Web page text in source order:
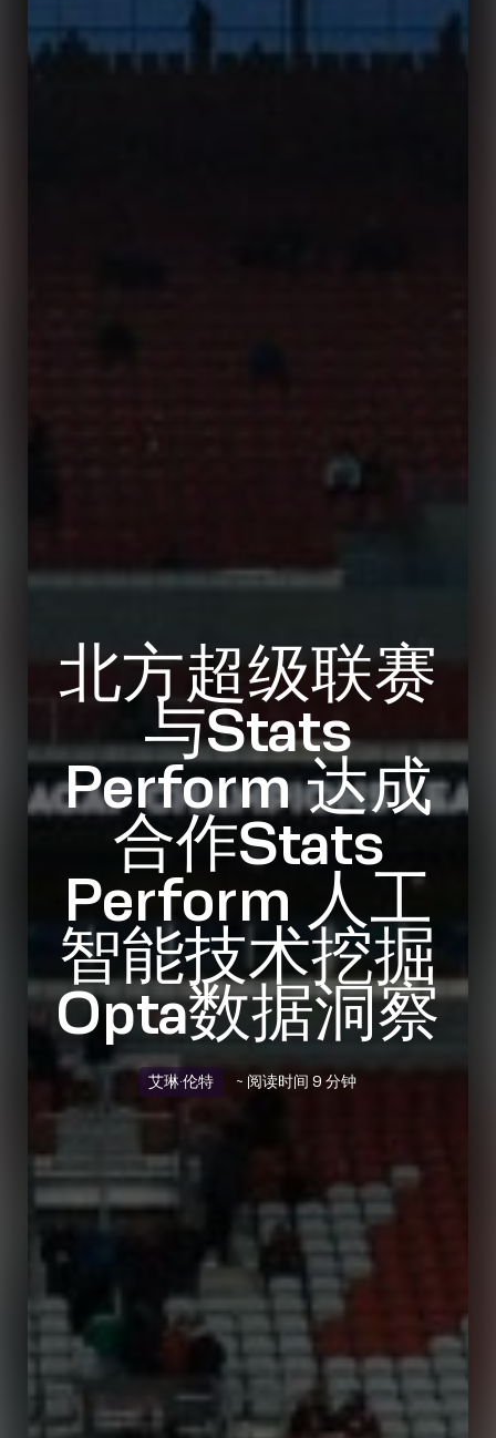
北方超级联赛
与Stats
Perform 达成
合作Stats
Perform 人工
智能技术挖掘
Opta数据洞察
艾琳·伦特 ~ 阅读时间 9 分钟